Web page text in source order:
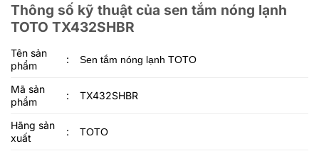
Thông số kỹ thuật của sen tắm nóng lạnh
TOTO TX432SHBR
Tên sản
phẩm
: Sen tắm nóng lạnh TOTO
Mã sản
phẩm
: TX432SHBR
Hãng sản
xuất
: TOTO